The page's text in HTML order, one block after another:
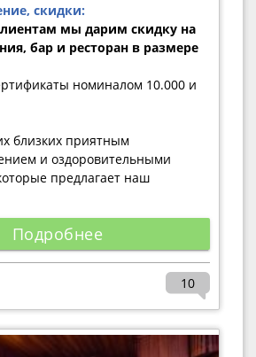
скидки:
мы дарим скидку на
бар и ресторан в размере
номиналом 10.000 и
близких приятным
и оздоровительными
предлагает наш
Подробнее
10